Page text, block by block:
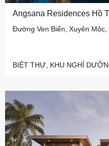
Angsana Residences Hồ
Đường Ven Biển, Xuyên
BIỆT THỰ, KHU NGHỈ